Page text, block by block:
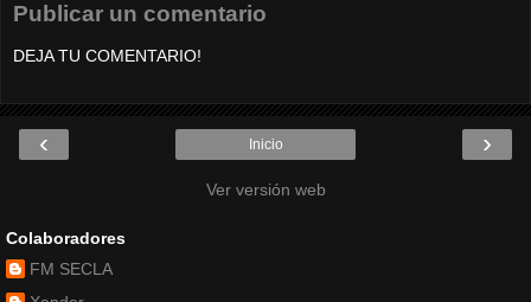
Publicar un comentario
DEJA TU COMENTARIO!
‹ ›
Inicio
Ver versión web
Colaboradores
FM SECLA